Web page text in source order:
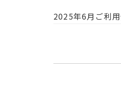
2025年6月ご利